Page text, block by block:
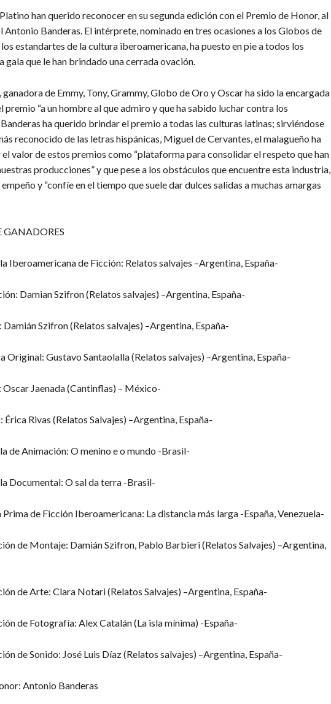
han querido reconocer en su segunda edición con el Premio de Honor, al
Antonio Banderas. El intérprete, nominado en tres ocasiones a los Globos de
estandartes de la cultura iberoamericana, ha puesto en pie a todos los
gala que le han brindado una cerrada ovación.
de Emmy, Tony, Grammy, Globo de Oro y Oscar ha sido la encargada
premio “a un hombre al que admiro y que ha sabido luchar contra los
ha querido brindar el premio a todas las culturas latinas; sirviéndose
reconocido de las letras hispánicas, Miguel de Cervantes, el malagueño ha
valor de estos premios como “plataforma para consolidar el respeto que han
producciones” y que pese a los obstáculos que encuentre esta industria,
empeño y “confíe en el tiempo que suele dar dulces salidas a muchas amargas
GANADORES
Iberoamericana de Ficción: Relatos salvajes –Argentina, España-
Damian Szifron (Relatos salvajes) –Argentina, España-
Szifron (Relatos salvajes) –Argentina, España-
Original: Gustavo Santaolalla (Relatos salvajes) –Argentina, España-
Jaenada (Cantinflas) – México-
Rivas (Relatos Salvajes) –Argentina, España-
de Animación: O menino e o mundo -Brasil-
Documental: O sal da terra -Brasil-
de Ficción Iberoamericana: La distancia más larga -España, Venezuela-
de Montaje: Damián Szifron, Pablo Barbieri (Relatos Salvajes) –Argentina,
de Arte: Clara Notari (Relatos Salvajes) –Argentina, España-
de Fotografía: Alex Catalán (La isla mínima) -España-
de Sonido: José Luis Díaz (Relatos salvajes) –Argentina, España-
Antonio Banderas